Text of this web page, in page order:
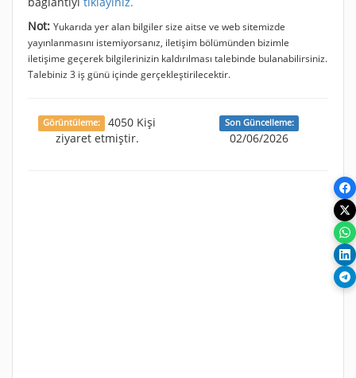
Not: Yukarıda yer alan bilgiler size aitse ve web sitemizde
yayınlanmasını istemiyorsanız, iletişim bölümünden bizimle
iletişime geçerek bilgilerinizin kaldırılması talebinde bulanabilirsiniz.
Talebiniz 3 iş günü içinde gerçekleştirilecektir.
Görüntüleme:
4050 Kişi
ziyaret etmiştir.
Son Güncelleme:
02/06/2026